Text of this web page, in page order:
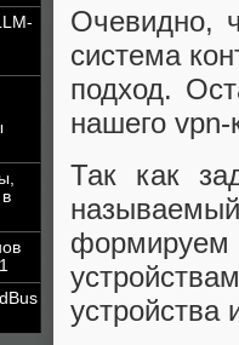
Очевидно,
система
подход.
нашего vpn-
Так как
формируем
устройства